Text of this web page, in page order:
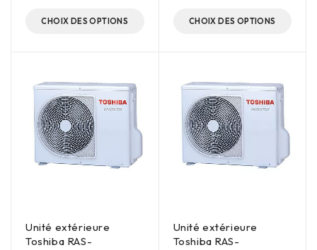
CHOIX DES OPTIONS CHOIX DES OPTIONS
Unité extérieure
Toshiba RAS-
Unité extérieure
Toshiba RAS-